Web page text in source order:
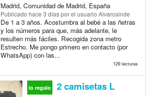
Madrid, Comunidad de Madrid, España
Publicado hace 3 díaspor el usuario Alvarosinde
De 1 a 3 años. Acostumbra al bebé a las ñetras
y los números para que, más adelante, le
resulten más fáciles. Recogida zona metro
Estrecho. Me pongo primero en contacto (por
WhatsApp) con las...
129 lecturas
lo regalo 2 camisetas L